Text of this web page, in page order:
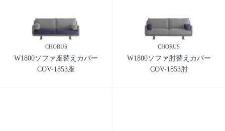
CHORUS
W1800ソファ座替えカバー
COV-1853座
CHORUS
W1800ソファ肘替えカバー
COV-1853肘